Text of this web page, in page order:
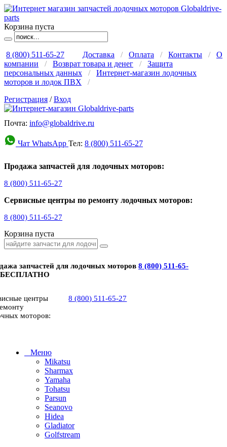
Корзина пуста
8 (800) 511-65-27 Доставка / Оплата / Контакты / О
компании
/ Возврат товара и денег / Защита
персональных данных
/ Интернет-магазин лодочных
моторов и лодок ПВХ
/
Регистрация /Вход
Почта: info@globaldrive.ru
Чат WhatsApp Тел: 8 (800) 511-65-27
Продажа запчастей для лодочных моторов:
8 (800) 511-65-27
Сервисные центры по ремонту лодочных моторов:
8 (800) 511-65-27
Корзина пуста
запчастей для лодочных моторов 8 (800) 511-65-
центры
моторов:
8 (800) 511-65-27
Меню
Mikatsu
Sharmax
Yamaha
Tohatsu
Parsun
Seanovo
Hidea
Gladiator
Golfstream